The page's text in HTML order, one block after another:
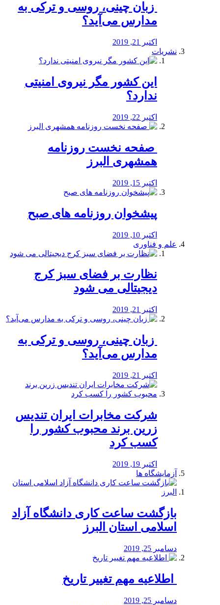
️ زبان چینی، روسی و ترکی به
مدارس می‌آید؟
اکتبر 21, 2019
نشریات
این کشور مگر نیروی امنیتی
ندارد؟
اکتبر 22, 2019
️ صفحه نخست روزنامه‌
همشهری البرز
اکتبر 15, 2019
پیشخوان روزنامه های صبح
اکتبر 10, 2019
علم و فناوری
نظارت بر فضای سبز کرج
دیجیتالی می شود
اکتبر 21, 2019
️ زبان چینی، روسی و ترکی به
مدارس می‌آید؟
اکتبر 21, 2019
شرکت مخابرات ایران تندیس
زرین برند محبوب کشور را
کسب کرد
اکتبر 19, 2019
آزمایشگاه ها
بازگشت ساعت کاری دانشگاه آزاد
اسلامی استان البرز
دسامبر 25, 2019
️ اطلاعیه مهم تغییر تاریخ
دسامبر 25, 2019